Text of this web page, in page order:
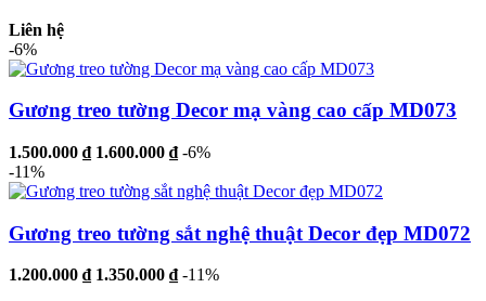
Liên hệ
-6%
Gương treo tường Decor mạ vàng cao cấp MD073
1.500.000 ₫ 1.600.000 ₫ -6%
-11%
Gương treo tường sắt nghệ thuật Decor đẹp MD072
1.200.000 ₫ 1.350.000 ₫ -11%